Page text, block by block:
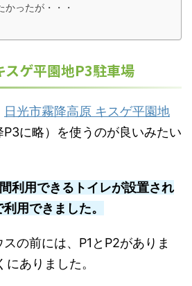
かったが・・・
スゲ平園地P3駐車場
日光市霧降高原 キスゲ平園地
に略）を使うのが良いみたい
利用できるトイレが設置され
用できました。
の前には、P1とP2がありま
ありました。